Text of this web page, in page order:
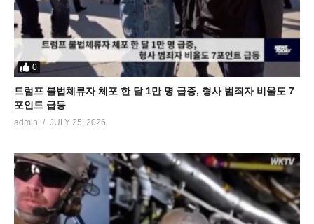
0
트럼프 불법체류자 체포 한 달 1만 명 급증, 형사 범죄자 비율도 7
포인트 급등
admin JULY 25, 2026